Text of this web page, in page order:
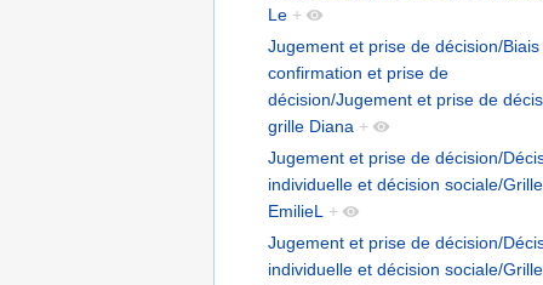
Le +
Jugement et prise de décision/Biais
confirmation et prise de
décision/Jugement et prise de
grille Diana +
Jugement et prise de décision/
individuelle et décision sociale/Grille
EmilieL +
Jugement et prise de décision/
individuelle et décision sociale/Grille